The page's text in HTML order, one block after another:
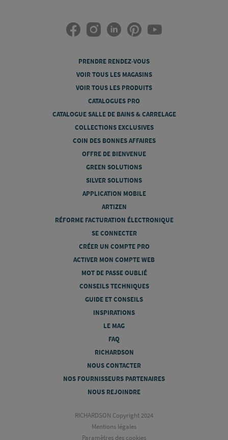
PRENDRE RENDEZ-VOUS
VOIR TOUS LES MAGASINS
VOIR TOUS LES PRODUITS
CATALOGUES PRO
CATALOGUE SALLE DE BAINS & CARRELAGE
COLLECTIONS EXCLUSIVES
COIN DES BONNES AFFAIRES
OFFRE DE BIENVENUE
GREEN SOLUTIONS
SILVER SOLUTIONS
APPLICATION MOBILE
ARTIZEN
RÉFORME FACTURATION ÉLECTRONIQUE
SE CONNECTER
CRÉER UN COMPTE PRO
ACTIVER MON COMPTE WEB
MOT DE PASSE OUBLIÉ
CONSEILS TECHNIQUES
GUIDE ET CONSEILS
INSPIRATIONS
LE MAG
FAQ
RICHARDSON
NOUS CONTACTER
NOS FOURNISSEURS PARTENAIRES
NOUS REJOINDRE
RICHARDSON Copyright 2024
Mentions légales
Paramètres des cookies